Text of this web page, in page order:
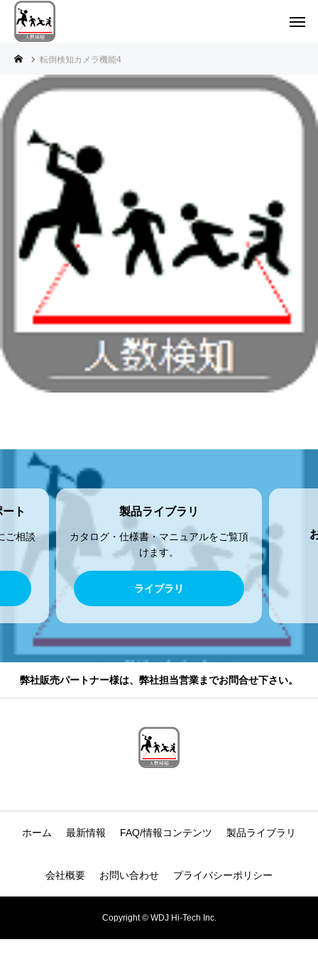
転倒検知カメラ機能4
ト
ご相談
製品ライブラリ
カタログ・仕様書・マニュアルをご覧頂
けます。
ライブラリ
弊社販売パートナー様は、弊社担当営業までお問合せ下さい。
ホーム 最新情報 FAQ/情報コンテンツ 製品ライブラリ
会社概要 お問い合わせ プライバシーポリシー
Copyright © WDJ Hi-Tech Inc.